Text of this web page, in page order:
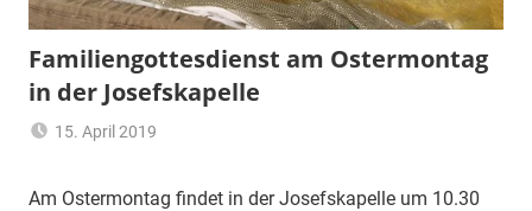
Familiengottesdienst am Ostermontag
in der Josefskapelle
15. April 2019
Temme
Am Ostermontag findet in der Josefskapelle um 10.30